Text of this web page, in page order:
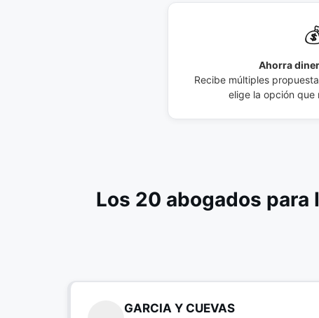
Ahorra
Recibe múltiples
elige la opción que
Los 20 abogados para
GARCIA Y CUEVAS